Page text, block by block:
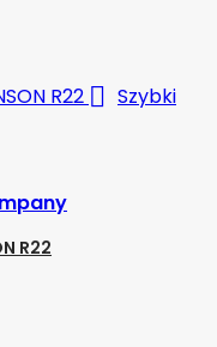
 Szybki
R22